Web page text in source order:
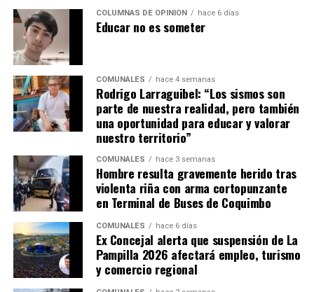
COLUMNAS DE OPINIÓN hace 6 días
Educar no es someter
COMUNALES hace 4 semanas
Rodrigo Larraguibel: “Los sismos son
parte de nuestra realidad, pero también
una oportunidad para educar y valorar
nuestro territorio”
COMUNALES hace 3 semanas
Hombre resulta gravemente herido tras
violenta riña con arma cortopunzante
en Terminal de Buses de Coquimbo
COMUNALES hace 6 días
Ex Concejal alerta que suspensión de La
Pampilla 2026 afectará empleo, turismo
y comercio regional